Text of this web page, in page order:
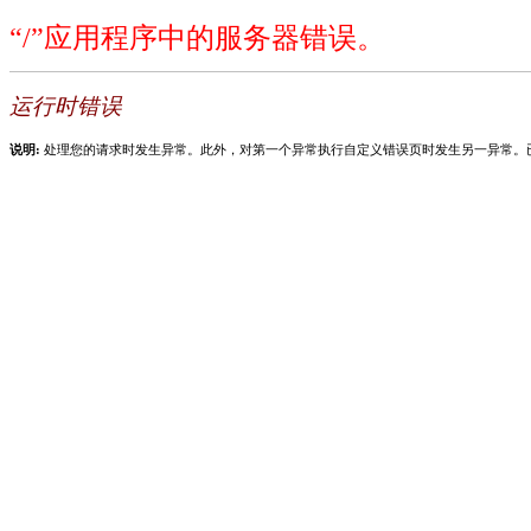
“/”应用程序中的服务器错误。
运行时错误
说明: 处理您的请求时发生异常。此外，对第一个异常执行自定义错误页时发生另一异常。